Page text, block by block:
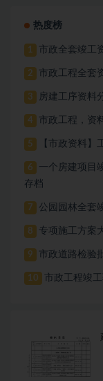
热度榜
1 市政全套竣工
2 市政工程全套
3 房建工序资料
4 市政工程，资
5 【市政资料】
6
一个房建项目
存档
7 公园园林全套
8 专项施工方案
9 市政道路检验
10 市政工程竣